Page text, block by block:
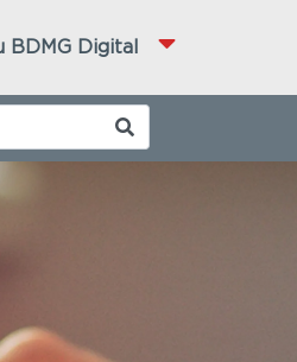
BDMG Digital